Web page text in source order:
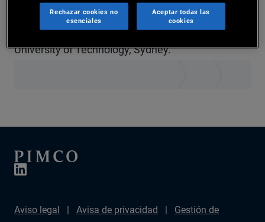
and financial services experience and holds an
undergraduate degree in business from the
University of Technology, Sydney.
Aviso legal Avisa de privacidad
Gestión de
Rechazar cookies no
esenciales
Aceptar todas las
cookies